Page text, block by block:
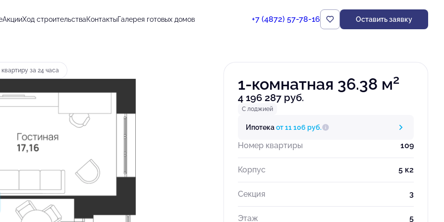
АкцииХод строительстваКонтактыГалерея готовых домов +7 (4872) 57-78-16 Оставить заявку
11 106 руб. Забронировать
за 24 часа
1-комнатная 36.38 м2
4 196 287 руб.
С лоджией
Ипотекаот 11 106 руб.
Номер квартиры 109
Корпус 5 к2
Секция 3
Этаж 5